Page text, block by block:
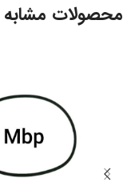
محصولات مشابه